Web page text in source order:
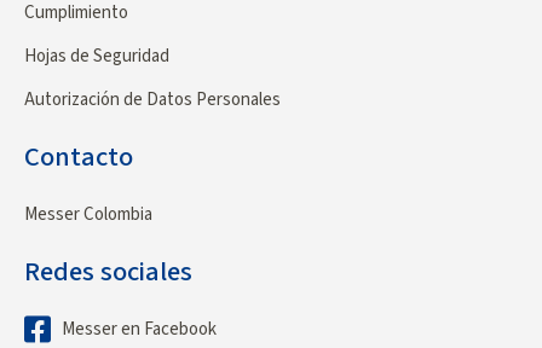
Cumplimiento
Hojas de Seguridad
Autorización de Datos Personales
Contacto
Messer Colombia
Redes sociales
Messer en Facebook